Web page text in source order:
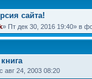
сайта!
» Пт дек 30, 2016 19:40» в
авг 24, 2003 08:20